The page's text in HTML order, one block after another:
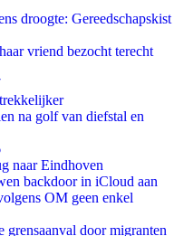
droogte: Gereedschapskist
vriend bezocht terecht
na golf van diefstal en
naar Eindhoven
backdoor in iCloud aan
OM geen enkel
grensaanval door migranten